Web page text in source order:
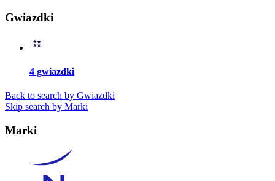
Gwiazdki
4 gwiazdki
Back to search by Gwiazdki
Skip search by Marki
Marki